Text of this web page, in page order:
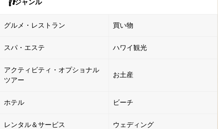
ジャンル
グルメ・レストラン 買い物
スパ・エステ ハワイ観光
アクティビティ・オプショナル
ツアー
お土産
ホテル ビーチ
レンタル＆サービス ウェディング